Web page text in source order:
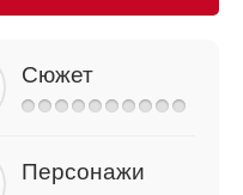
Сюжет
Персонажи